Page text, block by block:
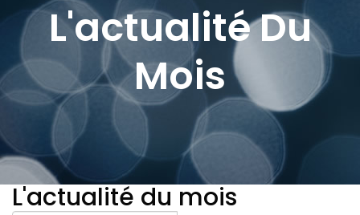
L'actualité Du
Mois
L'actualité du mois